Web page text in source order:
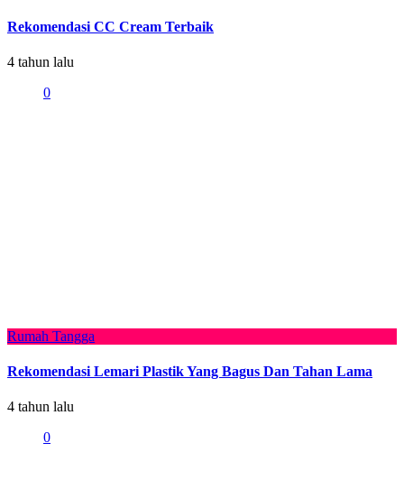
Rekomendasi CC Cream Terbaik
4 tahun lalu
0
Rumah Tangga
Rekomendasi Lemari Plastik Yang Bagus Dan Tahan Lama
4 tahun lalu
0